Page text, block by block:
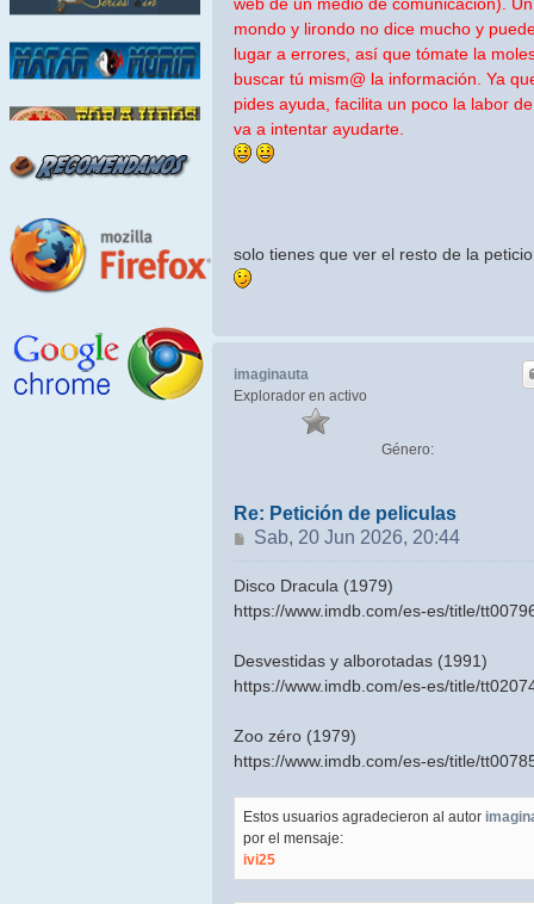
mondo y lirondo no dice mucho y
lugar a errores, así que tómate la
buscar tú mism@ la información. Ya
pides ayuda, facilita un poco la labor
va a intentar ayudarte.
solo tienes que ver el resto de la
imaginauta
Explorador en activo
Género:
Re: Petición de peliculas
Mensaje
Sab, 20 Jun 2026, 20:44
Disco Dracula (1979)
https://www.imdb.com/es-es/title/
Desvestidas y alborotadas (1991)
https://www.imdb.com/es-es/title/
Zoo zéro (1979)
https://www.imdb.com/es-es/title/
Estos usuarios agradecieron al autor
por el mensaje:
ivi25